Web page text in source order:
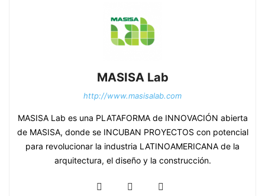
MASISA Lab
http://www.masisalab.com
MASISA Lab es una PLATAFORMA de INNOVACIÓN abierta
de MASISA, donde se INCUBAN PROYECTOS con potencial
para revolucionar la industria LATINOAMERICANA de la
arquitectura, el diseño y la construcción.